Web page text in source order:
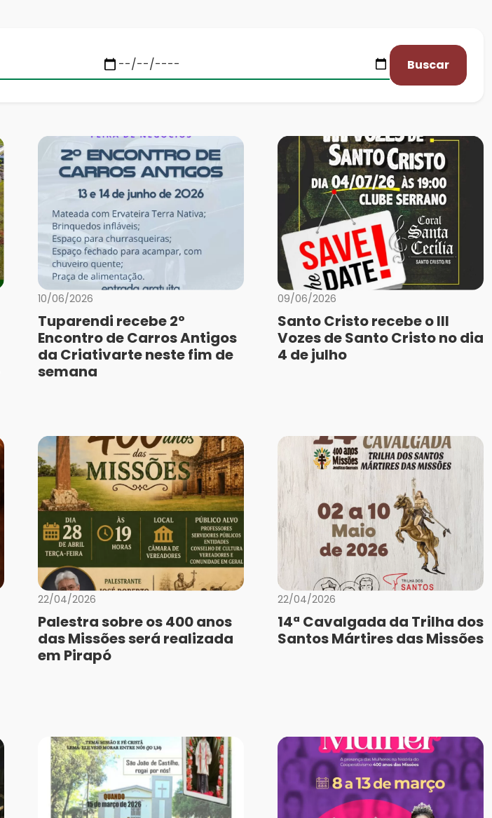
Buscar
10/06/2026
Tuparendi recebe 2º
Encontro de Carros Antigos
da Criativarte neste fim de
semana
09/06/2026
Santo Cristo recebe o III
Vozes de Santo Cristo no dia
4 de julho
22/04/2026
Palestra sobre os 400 anos
das Missões será realizada
em Pirapó
22/04/2026
14ª Cavalgada da Trilha dos
Santos Mártires das Missões